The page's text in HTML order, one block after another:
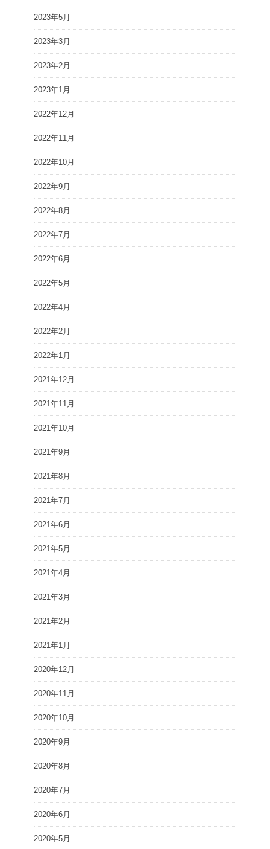
2023年5月
2023年3月
2023年2月
2023年1月
2022年12月
2022年11月
2022年10月
2022年9月
2022年8月
2022年7月
2022年6月
2022年5月
2022年4月
2022年2月
2022年1月
2021年12月
2021年11月
2021年10月
2021年9月
2021年8月
2021年7月
2021年6月
2021年5月
2021年4月
2021年3月
2021年2月
2021年1月
2020年12月
2020年11月
2020年10月
2020年9月
2020年8月
2020年7月
2020年6月
2020年5月